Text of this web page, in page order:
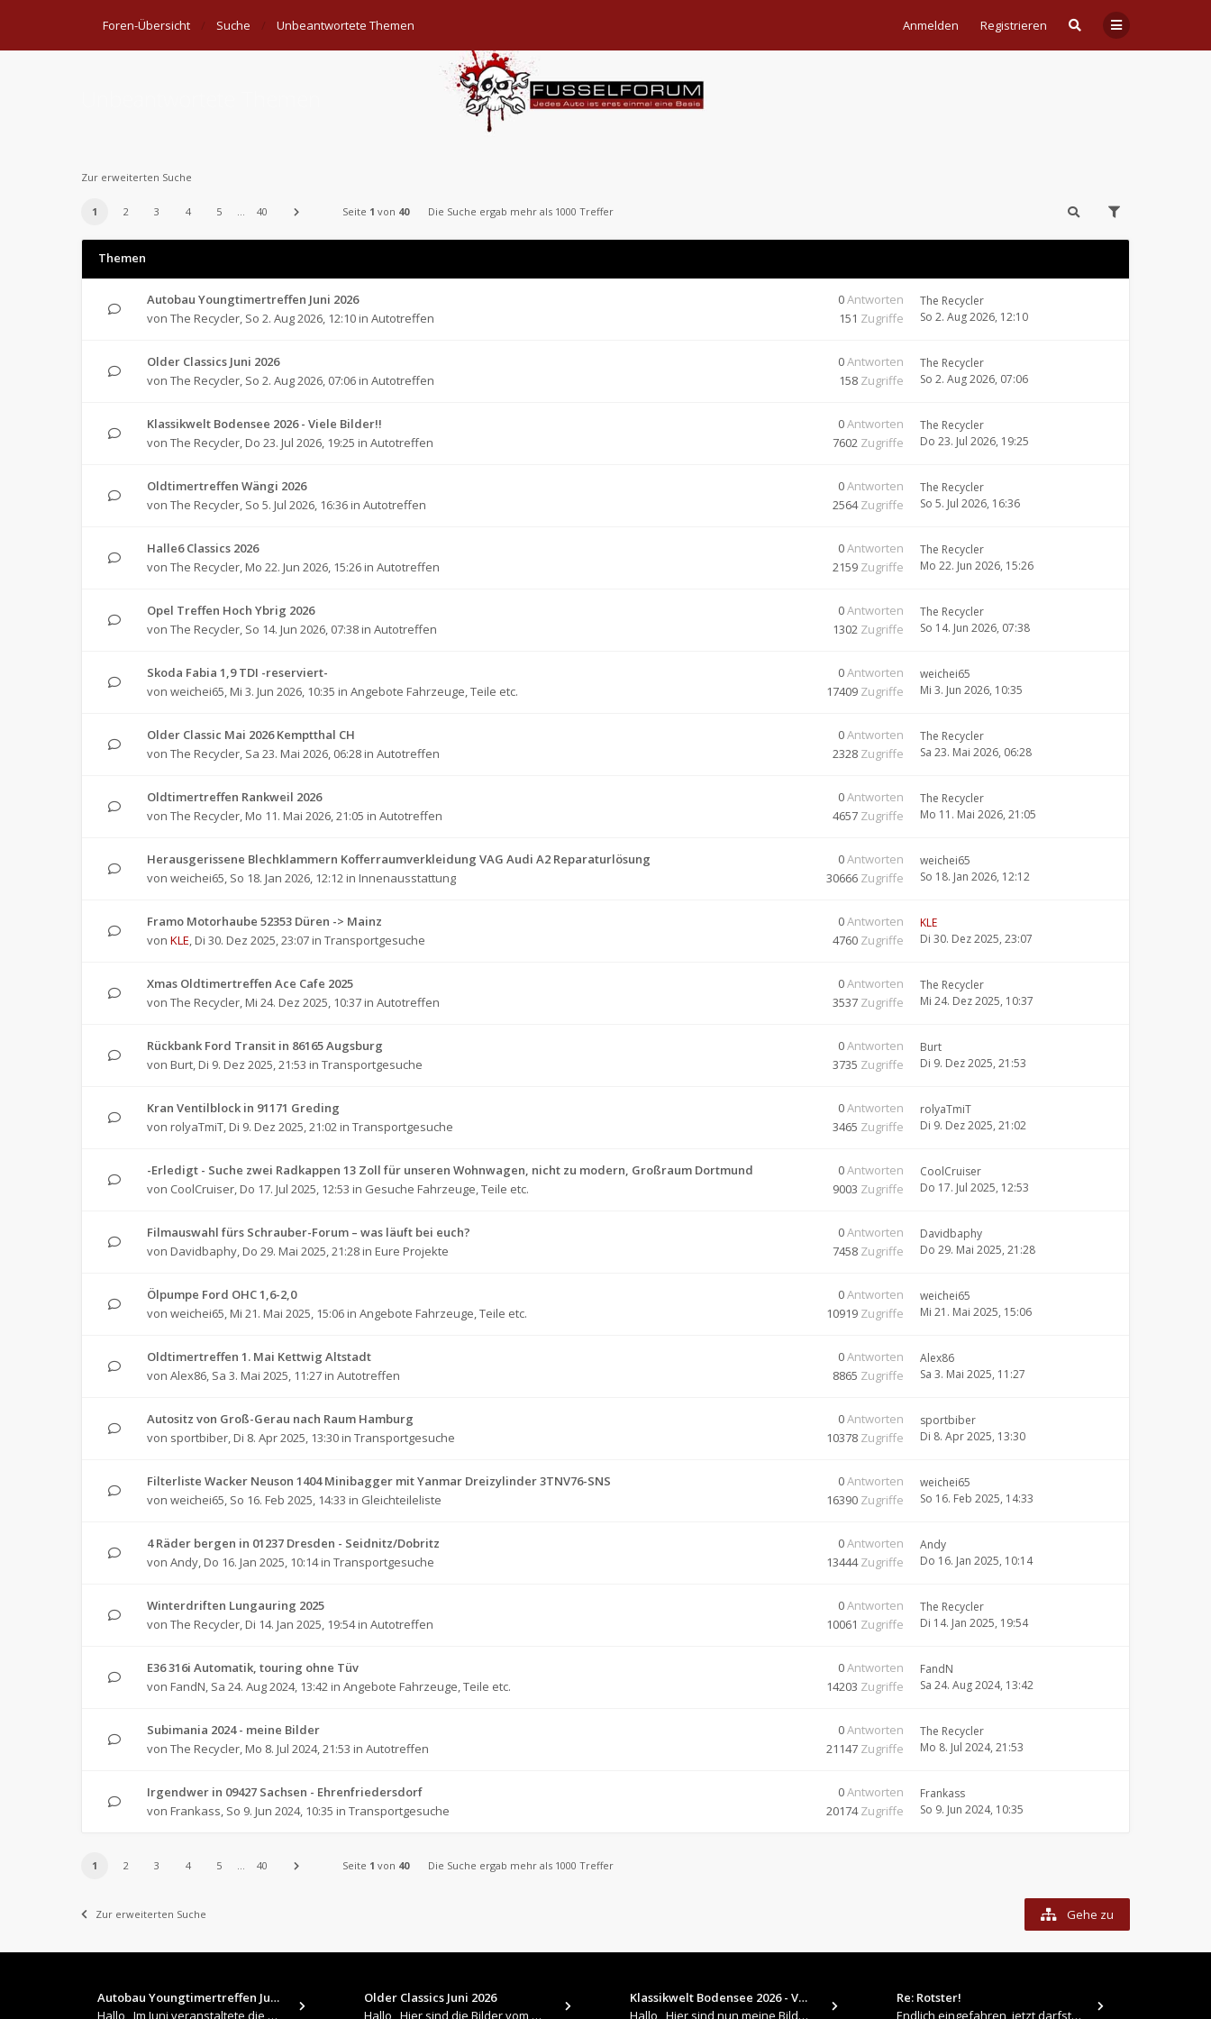
Anmelden Registrieren
Foren-Übersicht Suche Unbeantwortete Themen
Zur erweiterten Suche
1 2 3 4 5 … 40 Seite 1 von 40 Die Suche ergab mehr als 1000 Treffer
Themen
Autobau Youngtimertreffen Juni 2026
von The Recycler, So 2. Aug 2026, 12:10 in Autotreffen
0Antworten
151 Zugriffe
The Recycler
So 2. Aug 2026, 12:10
Older Classics Juni 2026
von The Recycler, So 2. Aug 2026, 07:06 in Autotreffen
0Antworten
158 Zugriffe
The Recycler
So 2. Aug 2026, 07:06
Klassikwelt Bodensee 2026 - Viele Bilder!!
von The Recycler, Do 23. Jul 2026, 19:25 in Autotreffen
0Antworten
7602 Zugriffe
The Recycler
Do 23. Jul 2026, 19:25
Oldtimertreffen Wängi 2026
von The Recycler, So 5. Jul 2026, 16:36 in Autotreffen
0Antworten
2564Zugriffe
The Recycler
So 5. Jul 2026, 16:36
Halle6 Classics 2026
von The Recycler, Mo 22. Jun 2026, 15:26 in Autotreffen
0Antworten
2159 Zugriffe
The Recycler
Mo 22. Jun 2026, 15:26
Opel Treffen Hoch Ybrig 2026
von The Recycler, So 14. Jun 2026, 07:38 in Autotreffen
0Antworten
1302 Zugriffe
The Recycler
So 14. Jun 2026, 07:38
Skoda Fabia 1,9 TDI -reserviert-
von weichei65, Mi 3. Jun 2026, 10:35 in Angebote Fahrzeuge, Teile etc.
0Antworten
17409 Zugriffe
weichei65
Mi 3. Jun 2026, 10:35
Older Classic Mai 2026 Kemptthal CH
von The Recycler, Sa 23. Mai 2026, 06:28 in Autotreffen
0Antworten
2328 Zugriffe
The Recycler
Sa 23. Mai 2026, 06:28
Oldtimertreffen Rankweil 2026
von The Recycler, Mo 11. Mai 2026, 21:05 in Autotreffen
0Antworten
4657 Zugriffe
The Recycler
Mo 11. Mai 2026, 21:05
Herausgerissene Blechklammern Kofferraumverkleidung VAG Audi A2 Reparaturlösung
von weichei65, So 18. Jan 2026, 12:12 in Innenausstattung
0Antworten
30666 Zugriffe
weichei65
So 18. Jan 2026, 12:12
Framo Motorhaube 52353 Düren -> Mainz
von KLE, Di 30. Dez 2025, 23:07 in Transportgesuche
0Antworten
4760 Zugriffe
KLE
Di 30. Dez 2025, 23:07
Xmas Oldtimertreffen Ace Cafe 2025
von The Recycler, Mi 24. Dez 2025, 10:37 in Autotreffen
0Antworten
3537 Zugriffe
The Recycler
Mi 24. Dez 2025, 10:37
Rückbank Ford Transit in 86165 Augsburg
von Burt, Di 9. Dez 2025, 21:53 in Transportgesuche
0Antworten
3735 Zugriffe
Burt
Di 9. Dez 2025, 21:53
Kran Ventilblock in 91171 Greding
von rolyaTmiT, Di 9. Dez 2025, 21:02 in Transportgesuche
0Antworten
3465 Zugriffe
rolyaTmiT
Di 9. Dez 2025, 21:02
-Erledigt - Suche zwei Radkappen 13 Zoll für unseren Wohnwagen, nicht zu modern, Großraum Dortmund
von CoolCruiser, Do 17. Jul 2025, 12:53 in Gesuche Fahrzeuge, Teile etc.
0Antworten
9003 Zugriffe
CoolCruiser
Do 17. Jul 2025, 12:53
Filmauswahl fürs Schrauber-Forum – was läuft bei euch?
von Davidbaphy, Do 29. Mai 2025, 21:28 in Eure Projekte
0Antworten
7458 Zugriffe
Davidbaphy
Do 29. Mai 2025, 21:28
Ölpumpe Ford OHC 1,6-2,0
von weichei65, Mi 21. Mai 2025, 15:06 in Angebote Fahrzeuge, Teile etc.
0Antworten
10919 Zugriffe
weichei65
Mi 21. Mai 2025, 15:06
Oldtimertreffen 1. Mai Kettwig Altstadt
von Alex86, Sa 3. Mai 2025, 11:27 in Autotreffen
0Antworten
8865 Zugriffe
Alex86
Sa 3. Mai 2025, 11:27
Autositz von Groß-Gerau nach Raum Hamburg
von sportbiber, Di 8. Apr 2025, 13:30 in Transportgesuche
0Antworten
10378 Zugriffe
sportbiber
Di 8. Apr 2025, 13:30
Filterliste Wacker Neuson 1404 Minibagger mit Yanmar Dreizylinder 3TNV76-SNS
von weichei65, So 16. Feb 2025, 14:33 in Gleichteileliste
0Antworten
16390 Zugriffe
weichei65
So 16. Feb 2025, 14:33
4 Räder bergen in 01237 Dresden - Seidnitz/Dobritz
von Andy, Do 16. Jan 2025, 10:14in Transportgesuche
0Antworten
13444Zugriffe
Andy
Do 16. Jan 2025, 10:14
Winterdriften Lungauring 2025
von The Recycler, Di 14. Jan 2025, 19:54in Autotreffen
0Antworten
10061 Zugriffe
The Recycler
Di 14. Jan 2025, 19:54
E36 316i Automatik, touring ohne Tüv
von FandN, Sa 24. Aug 2024, 13:42 in Angebote Fahrzeuge, Teile etc.
0Antworten
14203 Zugriffe
FandN
Sa 24. Aug 2024, 13:42
Subimania 2024 - meine Bilder
von The Recycler, Mo 8. Jul 2024, 21:53 in Autotreffen
0Antworten
21147 Zugriffe
The Recycler
Mo 8. Jul 2024, 21:53
Irgendwer in 09427 Sachsen - Ehrenfriedersdorf
von Frankass, So 9. Jun 2024, 10:35 in Transportgesuche
0Antworten
20174Zugriffe
Frankass
So 9. Jun 2024, 10:35
1 2 3 4 5 … 40 Seite 1 von 40 Die Suche ergab mehr als 1000 Treffer
Zur erweiterten Suche Gehe zu
Autobau Youngtimertreffen Jun…
Hallo , Im Juni veranstaltete die Autobau in Romanshorn auf ihrem Gelände ein kleines Youngtimertreffen : https://up.
Older Classics Juni 2026
​Hallo , Hier sind die Bilder vom Older Classics im Juni 2026 : https://up.picr.de/51155940wd.jpg https://up.pic
Klassikwelt Bodensee 2026 - V…
Hallo , Hier sind nun meine Bilder 2026er Klassikwelt Bodensee 😀 https://up.picr.de/51125547rb.jpg https://up.pi
Re: Rotster!
Endlich eingefahren, jetzt darfste Vollgas geben 👍